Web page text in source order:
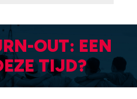
OUT: EEN
TIJD?